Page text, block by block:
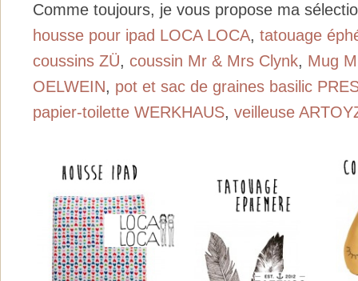
Comme toujours, je vous propose ma
housse pour ipad LOCA LOCA, tatouage
coussins ZÜ, coussin Mr & Mrs Clynk, Mug
OELWEIN, pot et sac de graines basilic
papier-toilette WERKHAUS, veilleuse